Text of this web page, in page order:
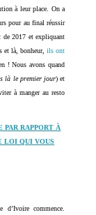
à leur place. On a
pour au final réussir
de 2017 et expliquant
et là, bonheur,ils ont
! Nous avons quand
là le premier jour) et
à manger au resto
PAR RAPPORT À
LOI QUI VOUS
commence.